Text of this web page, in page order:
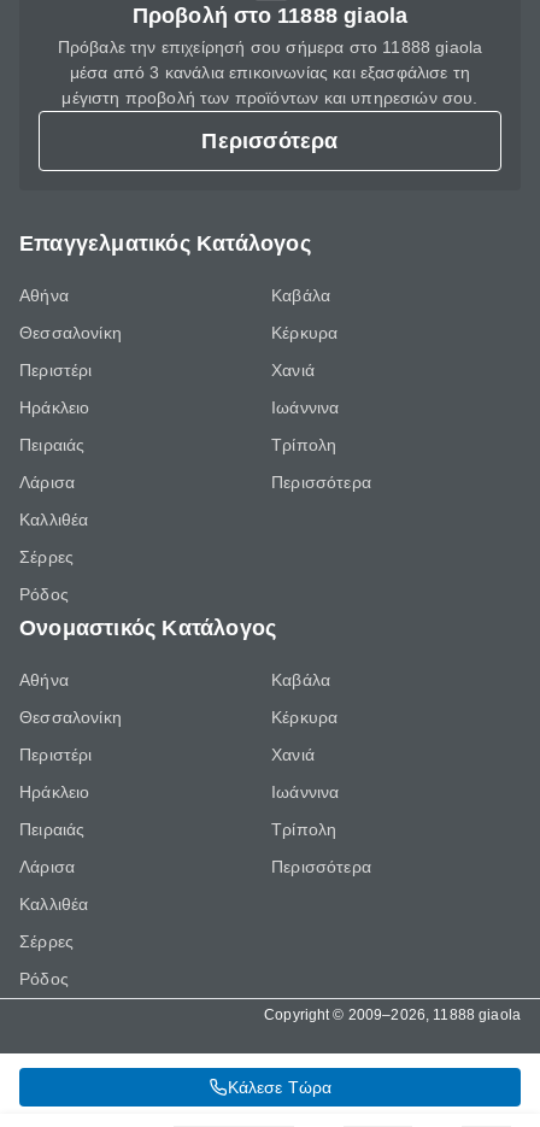
Κάλεσε Τώρα
Προβολή στο 11888 giaola
Πρόβαλε την επιχείρησή σου σήμερα στο 11888 giaola
μέσα από 3 κανάλια επικοινωνίας και εξασφάλισε τη
μέγιστη προβολή των προϊόντων και υπηρεσιών σου.
Περισσότερα
Επαγγελματικός Κατάλογος
Αθήνα
Θεσσαλονίκη
Περιστέρι
Ηράκλειο
Πειραιάς
Λάρισα
Καλλιθέα
Σέρρες
Ρόδος
Καβάλα
Κέρκυρα
Χανιά
Ιωάννινα
Τρίπολη
Περισσότερα
Ονομαστικός Κατάλογος
Αθήνα
Θεσσαλονίκη
Περιστέρι
Ηράκλειο
Πειραιάς
Λάρισα
Καλλιθέα
Σέρρες
Ρόδος
Καβάλα
Κέρκυρα
Χανιά
Ιωάννινα
Τρίπολη
Περισσότερα
Copyright © 2009–2026, 11888 giaola